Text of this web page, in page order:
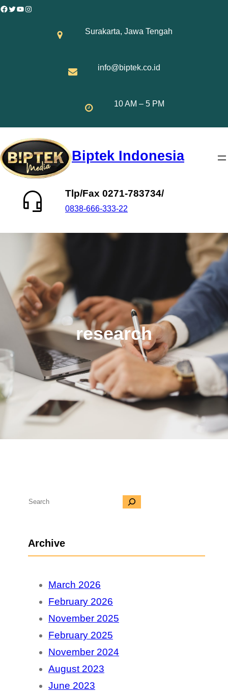
Skip
Facebook
Twitter
YouTube
Instagram
Surakarta, Jawa Tengah
info@biptek.co.id
10 AM – 5 PM
Biptek Indonesia
Tlp/Fax 0271-783734/
0838-666-333-22
research
S
Archive
March 2026
February 2026
November 2025
February 2025
November 2024
August 2023
June 2023